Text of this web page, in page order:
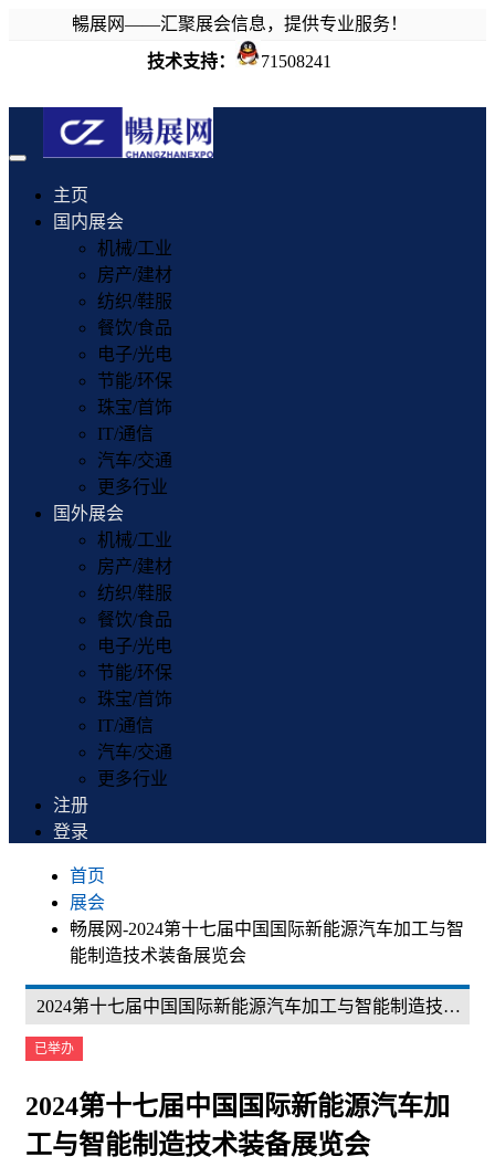
暢展网——汇聚展会信息，提供专业服务！
技术支持：
71508241
Toggle
navigation
主页
国内展会
机械/工业
房产/建材
纺织/鞋服
餐饮/食品
电子/光电
节能/环保
珠宝/首饰
IT/通信
汽车/交通
更多行业
国外展会
机械/工业
房产/建材
纺织/鞋服
餐饮/食品
电子/光电
节能/环保
珠宝/首饰
IT/通信
汽车/交通
更多行业
注册
登录
首页
展会
畅展网-2024第十七届中国国际新能源汽车加工与智
能制造技术装备展览会
2024第十七届中国国际新能源汽车加工与智能制造技术装备展览会
已举办
2024第十七届中国国际新能源汽车加
工与智能制造技术装备展览会